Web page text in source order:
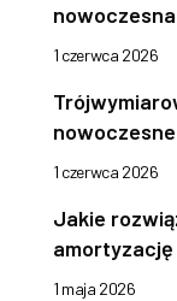
1 czerwca 2026
1 czerwca 2026
Jakie
1 maja 2026